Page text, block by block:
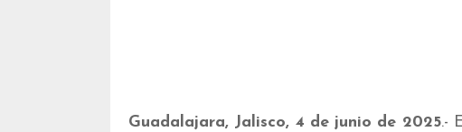
Guadalajara, Jalisco, 4 de junio de 2025.-